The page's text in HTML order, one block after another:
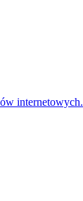
internetowych.